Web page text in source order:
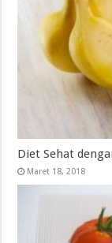
Diet Sehat
Maret 18, 2018